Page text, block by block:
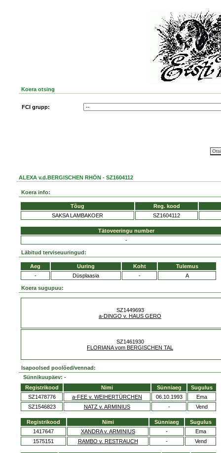
Koera otsing
FCI grupp:
ALEXA v.d.BERGISCHEN RHÖN - SZ1604112
Koera info:
Tõug
Reg. kood
SAKSA LAMBAKOER
SZ1604112
Tätoveeringu number
-
Läbitud terviseuuringud:
Aeg Uuring Koht
Tulemus
-
Düsplaasia - A
Koera sugupuu:
SZ1449693
a-DINGO v. HAUS GERO
SZ1461930
FLORIANA vom BERGISCHEN TAL
Isapoolsed poolõed/vennad:
Sünnikuupäev: -
Registrikood
Nimi Sünniaeg
Sugulus
SZ1478776
a-FEE v. WEIHERTÜRCHEN 06.10.1993
Ema
SZ1546823
NATZ v. ARMINIUS - Vend
Registrikood Nimi Sünniaeg
Sugulus
1417647
XANDRA v. ARMINIUS -
Ema
1575151
RAMBO v. RESTRAUCH - Vend